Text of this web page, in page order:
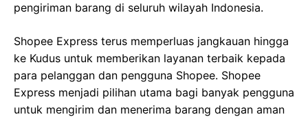
pengiriman barang di seluruh wilayah Indonesia.
Shopee Express terus memperluas jangkauan hingga
ke Kudus untuk memberikan layanan terbaik kepada
para pelanggan dan pengguna Shopee. Shopee
Express menjadi pilihan utama bagi banyak pengguna
untuk mengirim dan menerima barang dengan aman